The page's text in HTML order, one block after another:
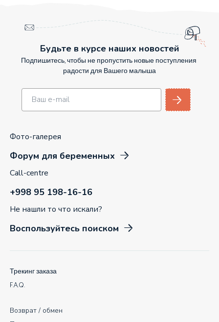
Будьте в курсе наших новостей
Подпишитесь, чтобы не пропустить новые поступления
радости для Вашего малыша
Фото-галерея
Форум для беременных
Call-centre
+998 95 198-16-16
Не нашли то что искали?
Воспользуйтесь поиском
Возврат / обмен
Трекинг заказа
F.A.Q.